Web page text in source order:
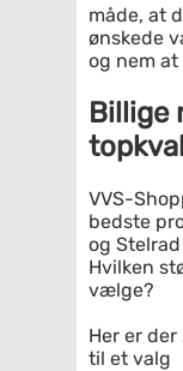
måde, at
ønskede
og nem
Billige
VVS-
bedste
og
Hvilken
vælge?
Her er
til et valg